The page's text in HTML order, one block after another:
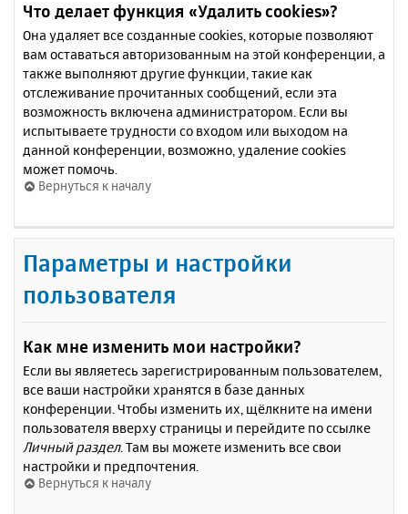
Что делает функция «Удалить cookies»?
Она удаляет все созданные cookies, которые позволяют
вам оставаться авторизованным на этой конференции, а
также выполняют другие функции, такие как
отслеживание прочитанных сообщений, если эта
возможность включена администратором. Если вы
испытываете трудности со входом или выходом на
данной конференции, возможно, удаление cookies
может помочь.
Вернуться к началу
Параметры и настройки
пользователя
Как мне изменить мои настройки?
Если вы являетесь зарегистрированным пользователем,
все ваши настройки хранятся в базе данных
конференции. Чтобы изменить их, щёлкните на имени
пользователя вверху страницы и перейдите по ссылке
Личный раздел. Там вы можете изменить все свои
настройки и предпочтения.
Вернуться к началу